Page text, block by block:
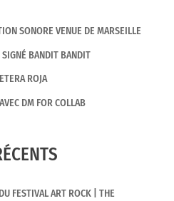
SONORE VENUE DE MARSEILLE
SIGNÉ BANDIT BANDIT
ROJA
DM FOR COLLAB
FESTIVAL ART ROCK | THE